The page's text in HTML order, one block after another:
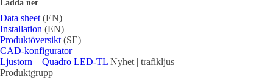
Ladda ner
Data sheet (EN)
Installation (EN)
Produktöversikt (SE)
CAD-konfigurator
Ljustorn – Quadro LED-TL Nyhet | trafikljus
Produktgrupp